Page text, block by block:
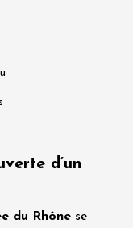
d’un
du Rhône se